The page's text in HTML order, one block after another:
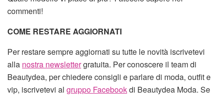
commenti!
COME RESTARE AGGIORNATI
Per restare sempre aggiornati su tutte le novità iscrivetevi
alla nostra newslettergratuita. Per conoscere il team di
Beautydea, per chiedere consigli e parlare di moda, outfit e
vip, iscrivetevi al gruppo Facebookdi Beautydea Moda. Se